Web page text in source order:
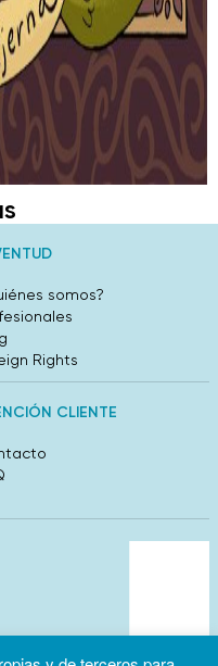
somos?
Rights
CLIENTE